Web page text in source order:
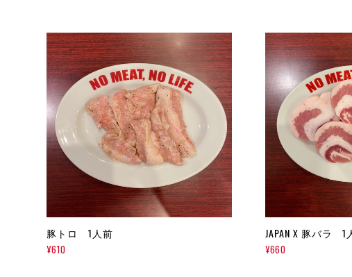
豚トロ 1人前
¥610
JAPAN X 豚バラ 1
¥660